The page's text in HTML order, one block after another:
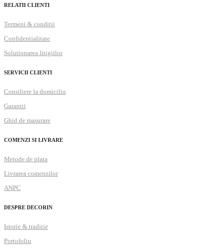
RELATII CLIENTI
Termeni & conditii
Confidentialitate
Solutionarea litigiilor
SERVICII CLIENTI
Consiliere la domiciliu
Garantii
Ghid de masurare
COMENZI SI LIVRARE
Metode de plata
Livrarea comenzilor
ANPC
DESPRE DECORIN
Istorie & traditie
Portofoliu